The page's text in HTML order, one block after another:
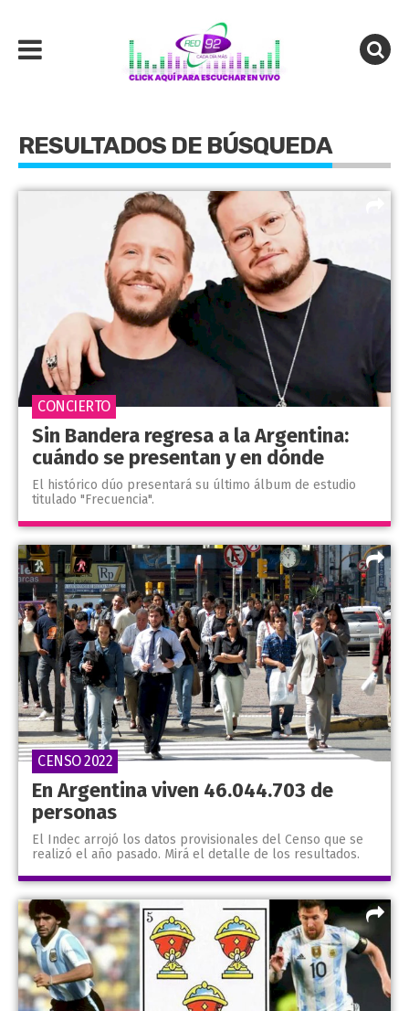
RESULTADOS DE BÚSQUEDA
Sin Bandera regresa a la Argentina:
cuándo se presentan y en dónde
El histórico dúo presentará su último álbum de estudio
titulado "Frecuencia".
CONCIERTO
En Argentina viven 46.044.703 de
personas
El Indec arrojó los datos provisionales del Censo que se
realizó el año pasado. Mirá el detalle de los resultados.
CENSO 2022